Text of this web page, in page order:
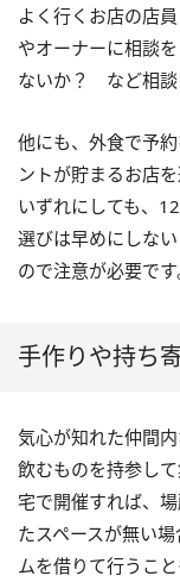
よく行くお店の店
やオーナーに相談
ないか？ など相談
他にも、外食で予
ントが貯まるお店
いずれにしても、
選びは早めにしな
ので注意が必要です
手作りや持ち
気心が知れた仲間
飲むものを持参し
宅で開催すれば、
たスペースが無い
ムを借りて行うこと